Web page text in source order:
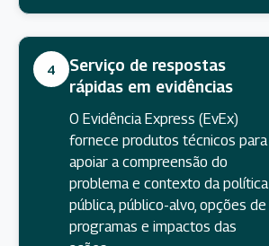
4
Serviço de respostas
rápidas em evidências
O Evidência Express (EvEx)
fornece produtos técnicos para
apoiar a compreensão do
problema e contexto da política
pública, público-alvo, opções de
programas e impactos das